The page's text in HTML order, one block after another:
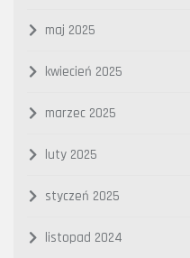
maj 2025
kwiecień 2025
marzec 2025
luty 2025
styczeń 2025
listopad 2024